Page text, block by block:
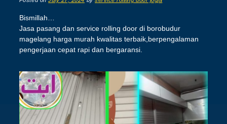
Bismillah…
Jasa pasang dan service rolling door di borobudur
magelang harga murah kwalitas terbaik,berpengalaman
pengerjaan cepat rapi dan bergaransi.